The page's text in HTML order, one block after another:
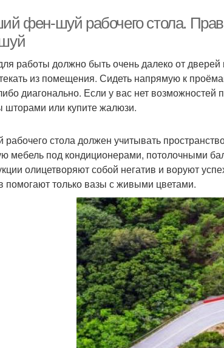
фен-шуй рабочего стола.
работы должно быть очень далеко от
из помещения. Сидеть напрямую к
диагонально. Если у вас нет возможностей
шторами или купите жалюзи.
стола должен учитывать
мебель под кондиционерами, потолочными
олицетворяют собой негатив и воруют
помогают только вазы с живыми цветами.